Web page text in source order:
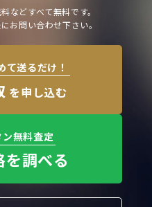
などすべて無料です。
お問い合わせ下さい。
て送るだけ！
を申し込む
無料査定
調べる